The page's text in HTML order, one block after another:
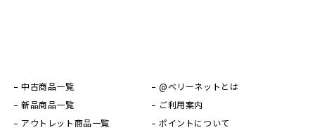
中古商品一覧
新品商品一覧
アウトレット商品一覧
@ベリーネットとは
ご利用案内
ポイントについて